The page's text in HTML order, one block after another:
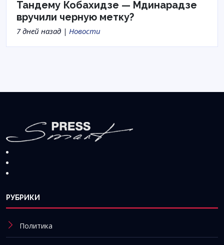
Тандему Кобахидзе — Мдинарадзе
вручили черную метку?
7 дней назад | Новости
РУБРИКИ
Политика